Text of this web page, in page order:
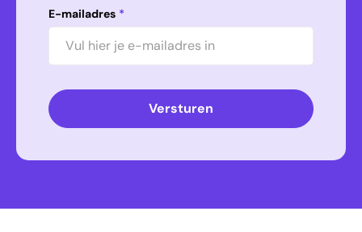
E-mailadres *
Versturen